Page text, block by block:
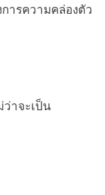
ารความคล่องตัว
าจะเป็น